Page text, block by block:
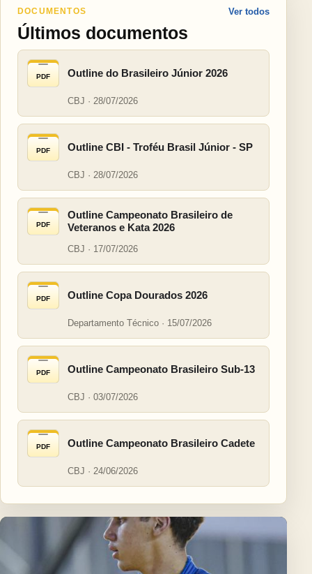
DOCUMENTOS
Últimos documentos
Ver todos
PDF Outline do Brasileiro Júnior 2026
CBJ · 28/07/2026
PDF Outline CBI - Troféu Brasil Júnior - SP
CBJ · 28/07/2026
PDF
Outline Campeonato Brasileiro de
Veteranos e Kata 2026
CBJ · 17/07/2026
PDF Outline Copa Dourados 2026
Departamento Técnico · 15/07/2026
PDF Outline Campeonato Brasileiro Sub-13
CBJ · 03/07/2026
PDF Outline Campeonato Brasileiro Cadete
CBJ · 24/06/2026